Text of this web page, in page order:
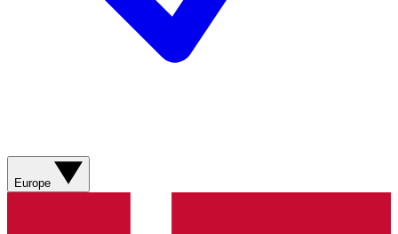
Europe